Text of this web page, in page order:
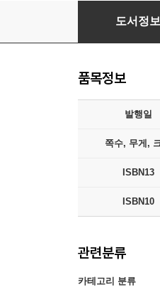
Spiritualità
도서정보
품목정보
발행일
쪽수, 무게,
ISBN13
ISBN10
관련분류
카테고리 분류